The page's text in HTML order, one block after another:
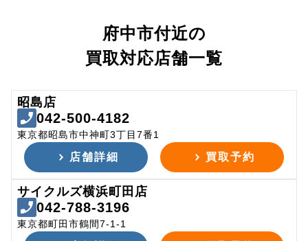
府中市付近の
買取対応店舗一覧
昭島店
042-500-4182
東京都昭島市中神町3丁目7番1
店舗詳細 買取予約
サイクルズ横浜町田店
042-788-3196
東京都町田市鶴間7-1-1